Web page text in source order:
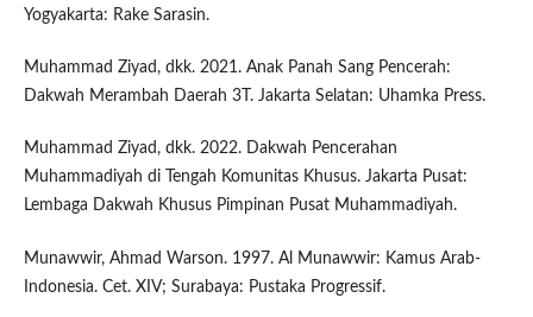
Yogyakarta: Rake Sarasin.
Muhammad Ziyad, dkk. 2021. Anak Panah Sang Pencerah:
Dakwah Merambah Daerah 3T. Jakarta Selatan: Uhamka Press.
Muhammad Ziyad, dkk. 2022. Dakwah Pencerahan
Muhammadiyah di Tengah Komunitas Khusus. Jakarta Pusat:
Lembaga Dakwah Khusus Pimpinan Pusat Muhammadiyah.
Munawwir, Ahmad Warson. 1997. Al Munawwir: Kamus Arab-
Indonesia. Cet. XIV; Surabaya: Pustaka Progressif.